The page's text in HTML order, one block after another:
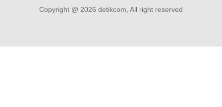
Copyright @ 2026 detikcom, All right reserved